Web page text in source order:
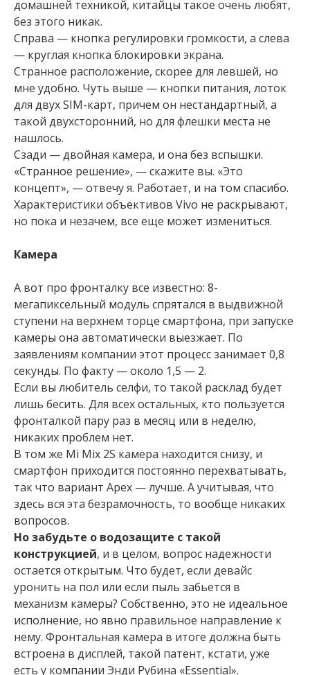
домашней техникой, китайцы такое очень любят,
без этого никак.
Справа — кнопка регулировки громкости, а слева
— круглая кнопка блокировки экрана.
Странное расположение, скорее для левшей, но
мне удобно. Чуть выше — кнопки питания, лоток
для двух SIM-карт, причем он нестандартный, а
такой двухсторонний, но для флешки места не
нашлось.
Сзади — двойная камера, и она без вспышки.
«Странное решение», — скажите вы. «Это
концепт», — отвечу я. Работает, и на том спасибо.
Характеристики объективов Vivo не раскрывают,
но пока и незачем, все еще может измениться.
Камера
А вот про фронталку все известно: 8-
мегапиксельный модуль спрятался в выдвижной
ступени на верхнем торце смартфона, при запуске
камеры она автоматически выезжает. По
заявлениям компании этот процесс занимает 0,8
секунды. По факту — около 1,5 — 2.
Если вы любитель селфи, то такой расклад будет
лишь бесить. Для всех остальных, кто пользуется
фронталкой пару раз в месяц или в неделю,
никаких проблем нет.
В том же Mi Mix 2S камера находится снизу, и
смартфон приходится постоянно перехватывать,
так что вариант Apex — лучше. А учитывая, что
здесь вся эта безрамочность, то вообще никаких
вопросов.
Но забудьте о водозащите с такой
конструкцией, и в целом, вопрос надежности
остается открытым. Что будет, если девайс
уронить на пол или если пыль забьется в
механизм камеры? Собственно, это не идеальное
исполнение, но явно правильное направление к
нему. Фронтальная камера в итоге должна быть
встроена в дисплей, такой патент, кстати, уже
есть у компании Энди Рубина «Essential».